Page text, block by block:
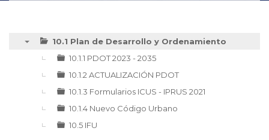
10.1 Plan de Desarrollo y Ordenamiento
10.1.1 PDOT 2023 - 2035
10.1.2 ACTUALIZACIÓN PDOT
10.1.3 Formularios ICUS - IPRUS 2021
10.1.4 Nuevo Código Urbano
10.5 IFU